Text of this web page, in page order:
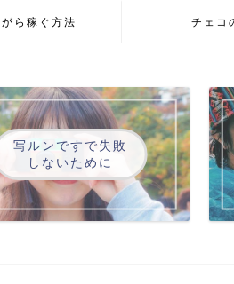
ら稼ぐ方法 チェコ
写ルンですで失敗
しないために